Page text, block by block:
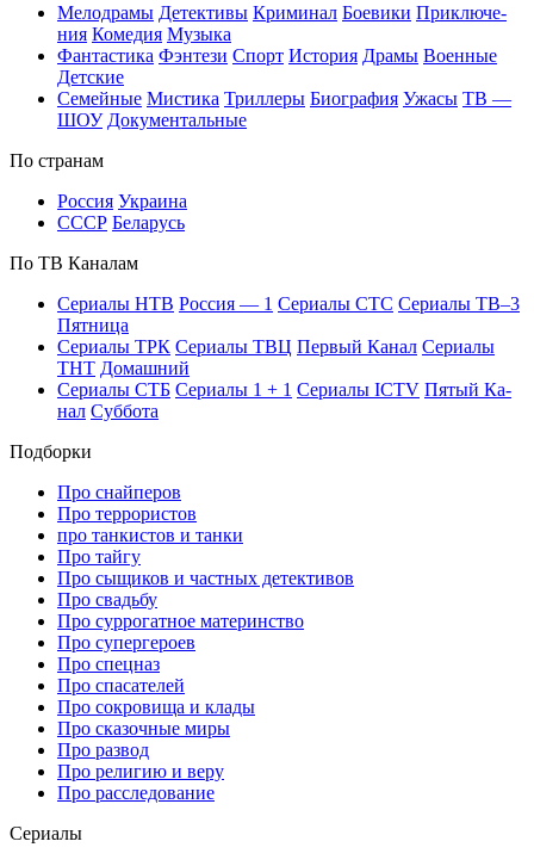
Ме­ло­дра­мы Де­тек­ти­вы Кри­ми­нал Бое­ви­ки При­клю­че­
ния Ко­ме­дия Му­зы­ка
Фан­та­сти­ка Фэн­те­зи Спорт Ис­то­рия Дра­мы Во­ен­ные
Дет­ские
Се­мей­ные Мис­ти­ка Трил­ле­ры Био­гра­фия Ужа­сы ТВ —
ШОУ До­ку­мен­таль­ные
По стра­нам
Рос­сия Ук­раи­на
СССР Бе­ла­русь
По ТВ Ка­на­лам
Се­риа­лы НТВ Рос­сия — 1 Се­риа­лы СТС Се­риа­лы ТВ–3
Пят­ни­ца
Се­риа­лы ТРК Се­риа­лы ТВЦ Пер­вый Ка­нал Се­риа­лы
ТНТ До­маш­ний
Се­риа­лы СТБ Се­риа­лы 1 + 1 Се­риа­лы ICTV Пя­тый Ка­
нал Суб­бо­та
Подборки
Про снайперов
Про террористов
про танкистов и танки
Про тайгу
Про сыщиков и частных детективов
Про свадьбу
Про суррогатное материнство
Про супергероев
Про спецназ
Про спасателей
Про сокровища и клады
Про сказочные миры
Про развод
Про религию и веру
Про расследование
Се­риа­лы